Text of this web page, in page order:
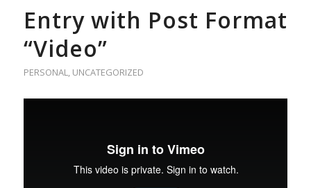
Entry with Post Format
“Video”
PERSONAL, UNCATEGORIZED